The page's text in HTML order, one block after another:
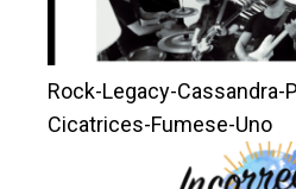
Rock-Legacy-Cassandra-
Cicatrices-Fumese-Uno